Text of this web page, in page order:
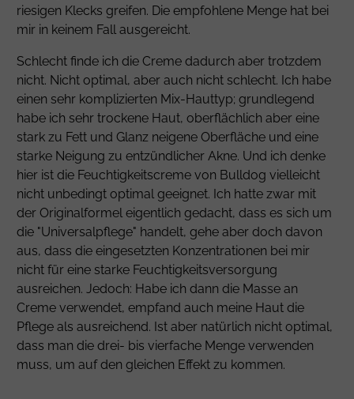
riesigen Klecks greifen. Die empfohlene Menge hat bei
mir in keinem Fall ausgereicht.
Schlecht finde ich die Creme dadurch aber trotzdem
nicht. Nicht optimal, aber auch nicht schlecht. Ich habe
einen sehr komplizierten Mix-Hauttyp; grundlegend
habe ich sehr trockene Haut, oberflächlich aber eine
stark zu Fett und Glanz neigene Oberfläche und eine
starke Neigung zu entzündlicher Akne. Und ich denke
hier ist die Feuchtigkeitscreme von Bulldog vielleicht
nicht unbedingt optimal geeignet. Ich hatte zwar mit
der Originalformel eigentlich gedacht, dass es sich um
die "Universalpflege" handelt, gehe aber doch davon
aus, dass die eingesetzten Konzentrationen bei mir
nicht für eine starke Feuchtigkeitsversorgung
ausreichen. Jedoch: Habe ich dann die Masse an
Creme verwendet, empfand auch meine Haut die
Pflege als ausreichend. Ist aber natürlich nicht optimal,
dass man die drei- bis vierfache Menge verwenden
muss, um auf den gleichen Effekt zu kommen.